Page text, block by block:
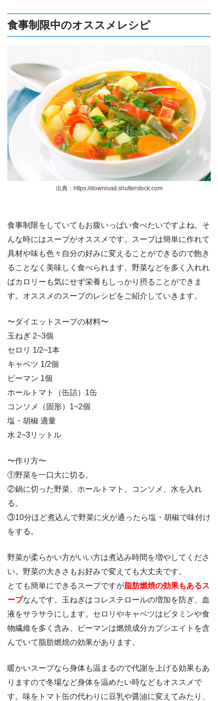
食事制限中のオススメレシピ
出典：https://download.shutterstock.com
食事制限をしていてもお腹いっぱい食べたいですよね。そ
んな時にはスープがオススメです。スープは簡単に作れて
具材や味も色々自分の好みに変えることができるので飽き
ることなく美味しく食べられます。野菜などを多く入れれ
ばカロリーも気にせず栄養もしっかり摂ることができま
す。オススメのスープのレシピをご紹介していきます。
〜ダイエットスープの材料〜
玉ねぎ 2~3個
セロリ 1/2~1本
キャベツ 1/2個
ピーマン 1個
ホールトマト（缶詰）1缶
コンソメ（固形）1~2個
塩・胡椒 適量
水 2~3リットル
〜作り方〜
①野菜を一口大に切る。
②鍋に切った野菜、ホールトマト、コンソメ、水を入れ
る。
③10分ほど煮込んで野菜に火が通ったら塩・胡椒で味付け
をする。
野菜が柔らかい方がいい方は煮込み時間を増やしてくださ
い。野菜の大きさもお好みで変えても大丈夫です。
とても簡単にできるスープですが脂肪燃焼の効果もあるス
ープなんです。玉ねぎはコレステロールの増加を防ぎ、血
液をサラサラにします。セロリやキャベツはビタミンや食
物繊維を多く含み、ピーマンは燃焼成分カプシエイトを含
んでいて脂肪燃焼の効果があります。
暖かいスープなら身体も温まるので代謝を上げる効果もあ
りますので冬場など身体を温めたい時などもオススメで
す。味をトマト缶の代わりに豆乳や醤油に変えてみたり、